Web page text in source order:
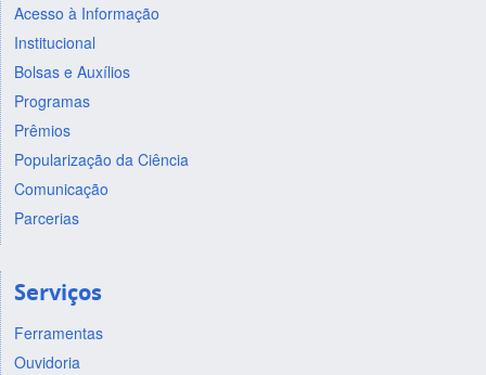
Acesso à Informação
Institucional
Bolsas e Auxílios
Programas
Prêmios
Popularização da Ciência
Comunicação
Parcerias
Serviços
Ferramentas
Ouvidoria